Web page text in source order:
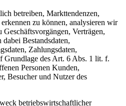
betreiben, Markttendenzen,
zu können, analysieren wir
Verträgen,
Bestandsdaten,
Zahlungsdaten,
Grundlage des Art. 6 Abs. 1 lit. f.
Personen Kunden,
Besucher und Nutzer des
betriebswirtschaftlicher